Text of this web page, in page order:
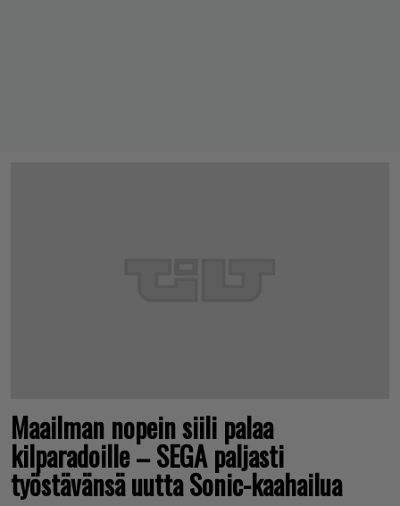
Maailman nopein siili palaa
kilparadoille – SEGA paljasti
työstävänsä uutta Sonic-kaahailua